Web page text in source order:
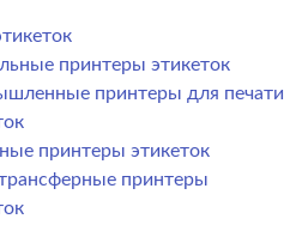
принтеры этикеток
принтеры для печати
принтеры этикеток
принтеры